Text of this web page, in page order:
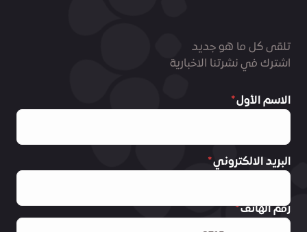
تلقى كل ما هو جديد
اشترك في نشرتنا الاخبارية
الاسم الأول
البريد الالكتروني
رقم الهاتف